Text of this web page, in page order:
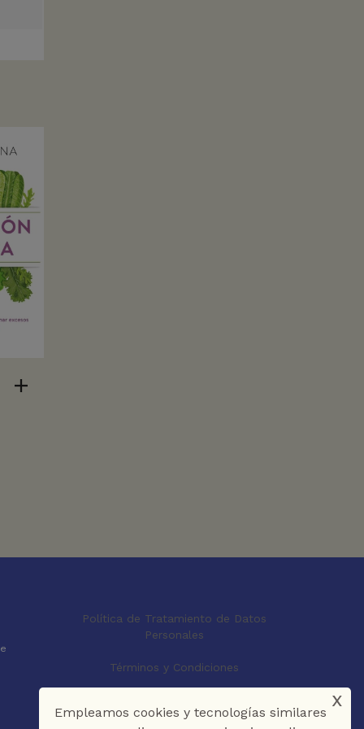
Política de Tratamiento de Datos
Personales
Términos y Condiciones
Empleamos cookies y tecnologías similares
x